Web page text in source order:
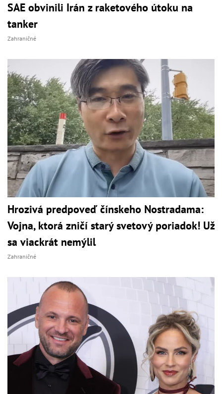
SAE obvinili Irán z raketového útoku na
tanker
Zahraničné
Hrozivá predpoveď čínskeho Nostradama:
Vojna, ktorá zničí starý svetový poriadok! Už
sa viackrát nemýlil
Zahraničné